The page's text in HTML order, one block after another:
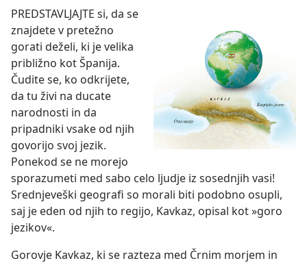
PREDSTAVLJAJTE si, da se
znajdete v pretežno
gorati deželi, ki je velika
približno kot Španija.
Čudite se, ko odkrijete,
da tu živi na ducate
narodnosti in da
pripadniki vsake od njih
govorijo svoj jezik.
Ponekod se ne morejo
sporazumeti med sabo celo ljudje iz sosednjih vasi!
Srednjeveški geografi so morali biti podobno osupli,
saj je eden od njih to regijo, Kavkaz, opisal kot »goro
jezikov«.
Gorovje Kavkaz, ki se razteza med Črnim morjem in